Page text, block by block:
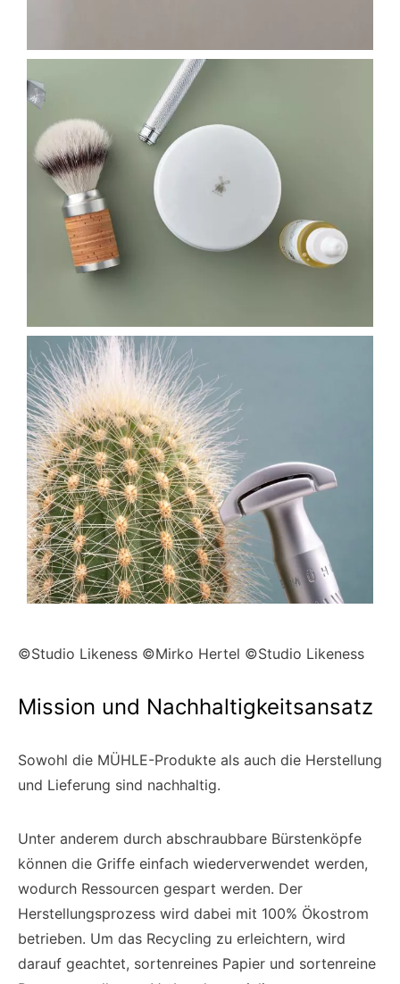
©Studio Likeness ©Mirko Hertel ©Studio Likeness
Mission und Nachhaltigkeitsansatz
Sowohl die MÜHLE-Produkte als auch die Herstellung
und Lieferung sind nachhaltig.
Unter anderem durch abschraubbare Bürstenköpfe
können die Griffe einfach wiederverwendet werden,
wodurch Ressourcen gespart werden. Der
Herstellungsprozess wird dabei mit 100% Ökostrom
betrieben. Um das Recycling zu erleichtern, wird
darauf geachtet, sortenreines Papier und sortenreine